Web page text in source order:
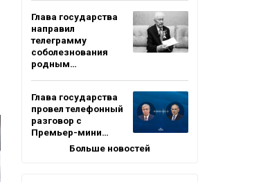
Глава государства
направил
телеграмму
соболезнования
родным…
Глава государства
провел телефонный
разговор с
Премьер-мини…
Больше новостей